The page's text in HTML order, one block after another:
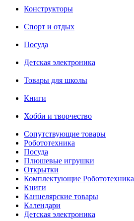
Конструкторы
Спорт и отдых
Посуда
Детская электроника
Товары для школы
Книги
Хобби и творчество
Сопутствующие товары
Робототехника
Посуда
Плюшевые игрушки
Открытки
Комплектующие Робототехника
Книги
Канцелярские товары
Календари
Детская электроника